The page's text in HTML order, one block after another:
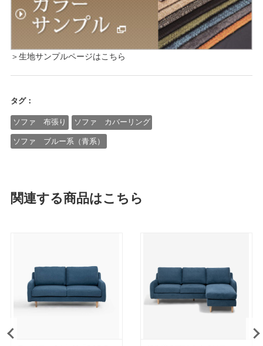
＞生地サンプルページはこちら
タグ：
ソファ 布張り ソファ カバーリング
ソファ ブルー系（青系）
関連する商品はこちら